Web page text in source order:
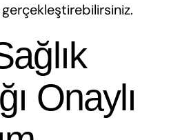
Onaylı